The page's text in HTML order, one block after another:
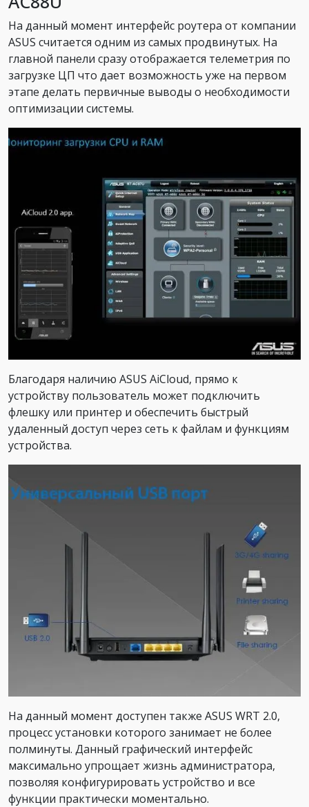
На данный момент интерфейс роутера от компании
ASUS считается одним из самых продвинутых. На
главной панели сразу отображается телеметрия по
загрузке ЦП что дает возможность уже на первом
этапе делать первичные выводы о необходимости
оптимизации системы.
Благодаря наличию ASUS AiCloud, прямо к
устройству пользователь может подключить
флешку или принтер и обеспечить быстрый
удаленный доступ через сеть к файлам и функциям
устройства.
На данный момент доступен также ASUS WRT 2.0,
процесс установки которого занимает не более
полминуты. Данный графический интерфейс
максимально упрощает жизнь администратора,
позволяя конфигурировать устройство и все
функции практически моментально.